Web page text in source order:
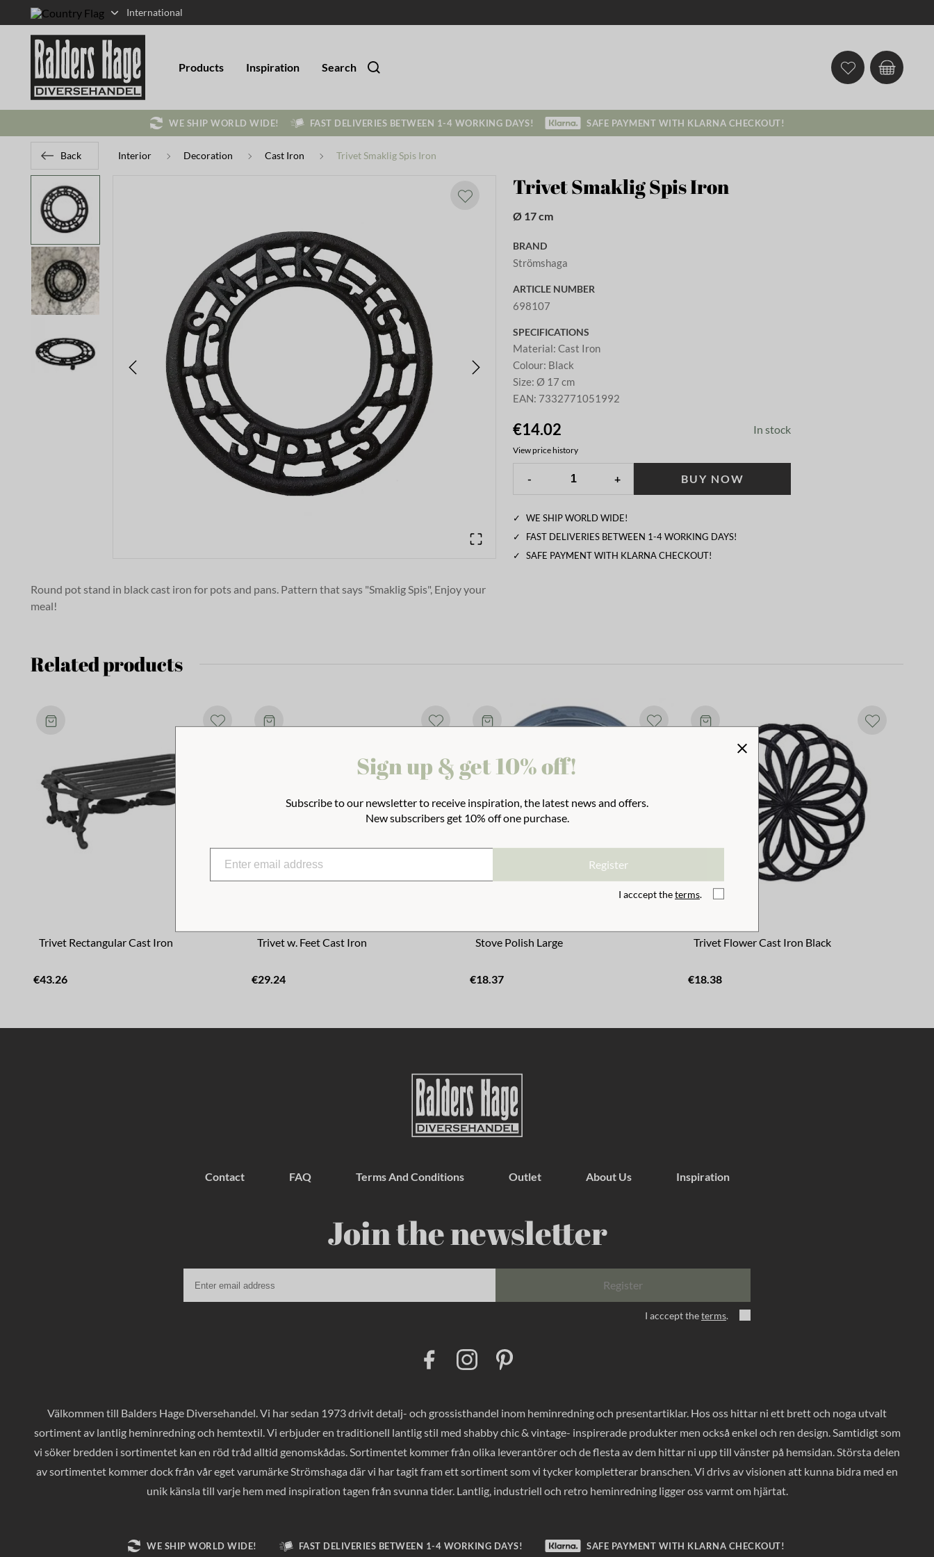
International
Products Inspiration Search
WE SHIP WORLD WIDE! FAST DELIVERIES BETWEEN 1-4 WORKING DAYS! SAFE PAYMENT WITH KLARNA CHECKOUT!
Back Interior Decoration Cast Iron Trivet Smaklig Spis Iron
Round pot stand in black cast iron for pots and pans. Pattern that says "Smaklig Spis", Enjoy your
meal!
Trivet Smaklig Spis Iron
Ø 17 cm
BRAND
Strömshaga
ARTICLE NUMBER
698107
SPECIFICATIONS
Material:Cast Iron
Colour: Black
Size:Ø 17 cm
EAN: 7332771051992
€14.02 In stock
View price history
- + BUY NOW
✓
WE SHIP WORLD WIDE!
✓
FAST DELIVERIES BETWEEN 1-4 WORKING DAYS!
✓
SAFE PAYMENT WITH KLARNA CHECKOUT!
Related products
Trivet Rectangular Cast Iron
€43.26
Trivet w. Feet Cast Iron
€29.24
Stove Polish Large
€18.37
Trivet Flower Cast Iron Black
€18.38
Contact FAQ Terms And Conditions Outlet About Us Inspiration
Join the newsletter
Register
I acccept theterms.
o
o
k
I
n
g
r
a
r
e
s
Välkommen till Balders Hage Diversehandel. Vi har sedan 1973 drivit detalj- och grossisthandel inom heminredning och presentartiklar. Hos oss hittar ni ett brett och noga utvalt
sortiment av lantlig heminredning och hemtextil. Vi erbjuder en traditionell lantlig stil med shabby chic & vintage- inspirerade produkter men också enkel och ren design. Samtidigt som
vi söker bredden i sortimentet kan en röd tråd alltid genomskådas. Sortimentet kommer från olika leverantörer och de flesta av dem hittar ni upp till vänster på hemsidan. Största delen
av sortimentet kommer dock från vår eget varumärke Strömshaga där vi har tagit fram ett sortiment som vi tycker kompletterar branschen. Vi drivs av visionen att kunna bidra med en
unik känsla till varje hem med inspiration tagen från svunna tider. Lantlig, industriell och retro heminredning ligger oss varmt om hjärtat.
WE SHIP WORLD WIDE! FAST DELIVERIES BETWEEN 1-4 WORKING DAYS! SAFE PAYMENT WITH KLARNA CHECKOUT!
Sign up & get 10% off!
Subscribe to our newsletter to receive inspiration, the latest news and offers.
New subscribers get 10% off one purchase.
Register
I acccept theterms.